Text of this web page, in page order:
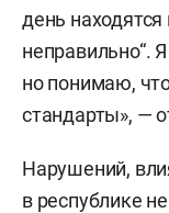
день
неправильно“.
но понимаю,
стандарты», —
Нарушений,
в республике